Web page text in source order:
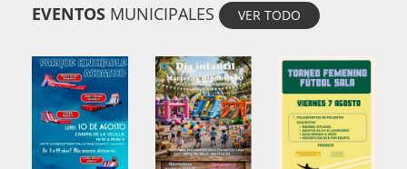
EVENTOS MUNICIPALES VER TODO